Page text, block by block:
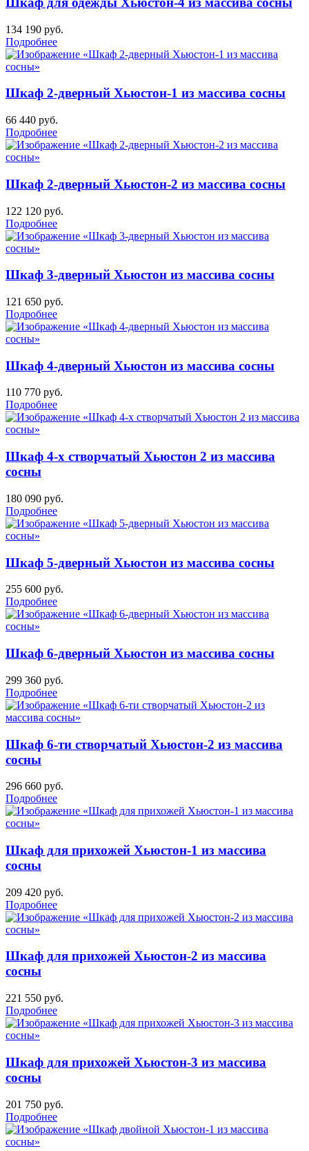
134 190 руб.
Подробнее
Шкаф 2-дверный Хьюстон-1 из массива сосны
66 440 руб.
Подробнее
Шкаф 2-дверный Хьюстон-2 из массива сосны
122 120 руб.
Подробнее
Шкаф 3-дверный Хьюстон из массива сосны
121 650 руб.
Подробнее
Шкаф 4-дверный Хьюстон из массива сосны
110 770 руб.
Подробнее
Шкаф 4-х створчатый Хьюстон 2 из массива
сосны
180 090 руб.
Подробнее
Шкаф 5-дверный Хьюстон из массива сосны
255 600 руб.
Подробнее
Шкаф 6-дверный Хьюстон из массива сосны
299 360 руб.
Подробнее
Шкаф 6-ти створчатый Хьюстон-2 из массива
сосны
296 660 руб.
Подробнее
Шкаф для прихожей Хьюстон-1 из массива
сосны
209 420 руб.
Подробнее
Шкаф для прихожей Хьюстон-2 из массива
сосны
221 550 руб.
Подробнее
Шкаф для прихожей Хьюстон-3 из массива
сосны
201 750 руб.
Подробнее